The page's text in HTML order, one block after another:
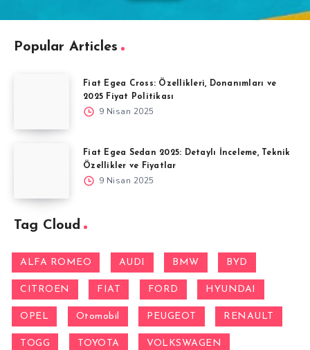
Popular Articles
Fiat Egea Cross: Özellikleri, Donanımları ve
2025 Fiyat Politikası
9 Nisan 2025
Fiat Egea Sedan 2025: Detaylı İnceleme, Teknik
Özellikler ve Fiyatlar
9 Nisan 2025
Tag Cloud
ALFA ROMEO AUDI BMW BYD
CITROEN FIAT FORD HYUNDAI
OPEL Otomobil PEUGEOT RENAULT
TOGG TOYOTA VOLKSWAGEN